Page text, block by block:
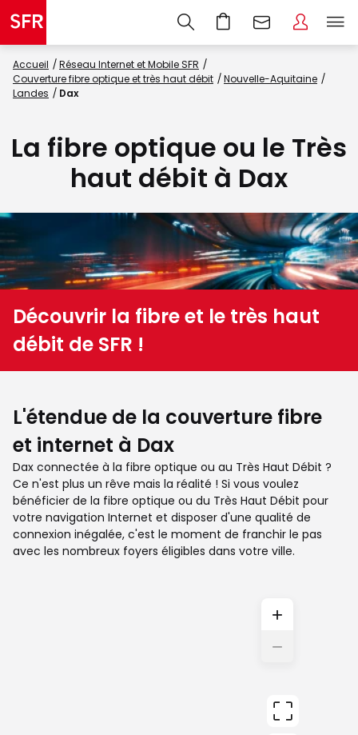
Accueil
Réseau Internet et Mobile SFR
Couverture fibre optique et très haut débit
Nouvelle-Aquitaine
Landes
Dax
La fibre optique ou le Très
haut débit à Dax
Découvrir la fibre et le très haut
débit de SFR !
L'étendue de la couverture fibre
et internet à Dax
Dax connectée à la fibre optique ou au Très Haut Débit ?
Ce n'est plus un rêve mais la réalité ! Si vous voulez
bénéficier de la fibre optique ou du Très Haut Débit pour
votre navigation Internet et disposer d'une qualité de
connexion inégalée, c'est le moment de franchir le pas
avec les nombreux foyers éligibles dans votre ville.
+
−